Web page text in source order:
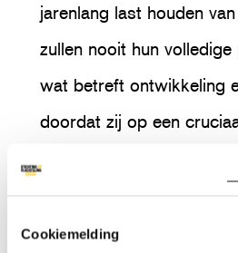
Cookiemelding
jarenlang last houden
zullen nooit hun
wat betreft ontwikkeling
doordat zij op een
leven te maken hebben
Een hongersnood is een